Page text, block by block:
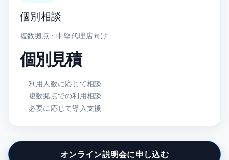
個別相談
複数拠点・中堅代理店向け
個別見積
利用人数に応じて相談
複数拠点での利用相談
必要に応じて導入支援
オンライン説明会に申し込む